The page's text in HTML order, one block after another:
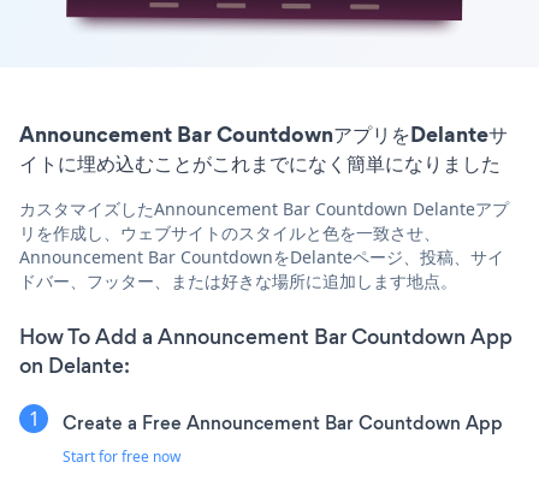
Announcement Bar CountdownアプリをDelanteサ
イトに埋め込むことがこれまでになく簡単になりました
カスタマイズしたAnnouncement Bar Countdown Delanteアプ
リを作成し、ウェブサイトのスタイルと色を一致させ、
Announcement Bar CountdownをDelanteページ、投稿、サイ
ドバー、フッター、または好きな場所に追加します地点。
How To Add a Announcement Bar Countdown App
on Delante:
Create a Free Announcement Bar Countdown App
Start for free now